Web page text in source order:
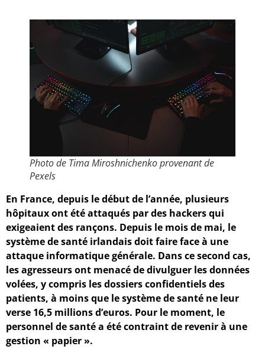
Photo de Tima Miroshnichenko provenant de
Pexels
En France, depuis le début de l’année, plusieurs
hôpitaux ont été attaqués par des hackers qui
exigeaient des rançons. Depuis le mois de mai, le
système de santé irlandais doit faire face à une
attaque informatique générale. Dans ce second cas,
les agresseurs ont menacé de divulguer les données
volées, y compris les dossiers confidentiels des
patients, à moins que le système de santé ne leur
verse 16,5 millions d’euros. Pour le moment, le
personnel de santé a été contraint de revenir à une
gestion « papier ».